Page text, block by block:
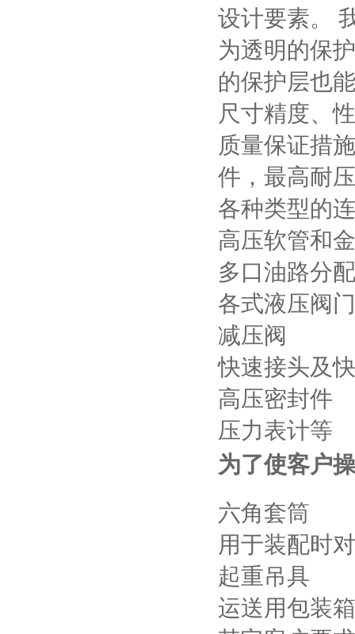
设计要素。
为透明的保
的保护层也
尺寸精度、
质量保证措
件，最高耐
各种类型的
高压软管和
多口油路分
各式液压阀门
减压阀
快速接头及
高压密封件
压力表计等
为了使客户
六角套筒
用于装配时
起重吊具
运送用包装箱